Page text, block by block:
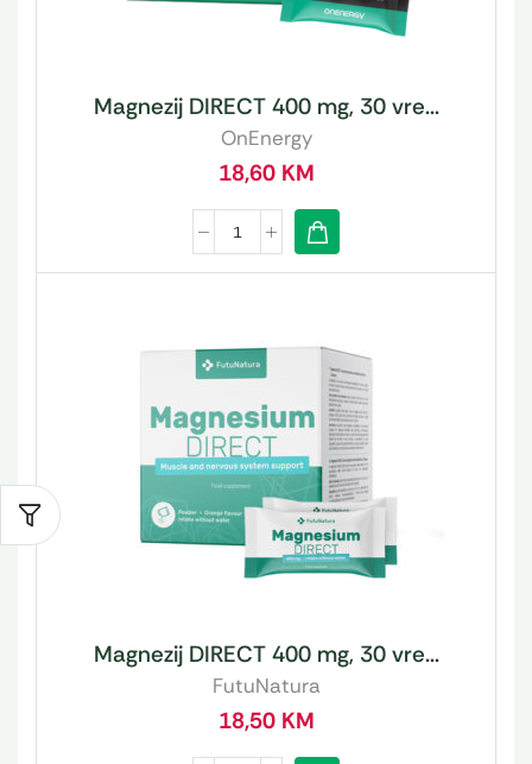
Magnezij DIRECT 400 mg, 30 vre...
OnEnergy
18,60 KM
Magnezij DIRECT 400 mg, 30 vre...
FutuNatura
18,50 KM